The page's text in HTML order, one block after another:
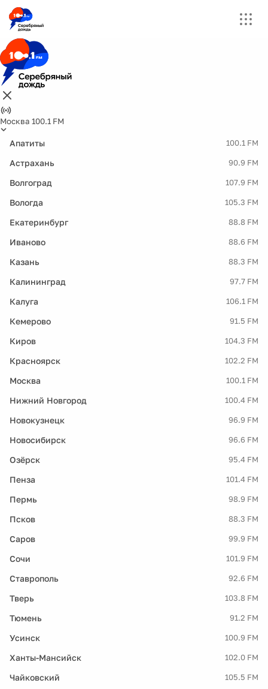
Москва 100.1 FM
Апатиты 100.1 FM
Астрахань 90.9 FM
Волгоград 107.9 FM
Вологда 105.3 FM
Екатеринбург 88.8 FM
Иваново 88.6 FM
Казань 88.3 FM
Калининград 97.7 FM
Калуга 106.1 FM
Кемерово 91.5 FM
Киров 104.3 FM
Красноярск 102.2 FM
Москва 100.1 FM
Нижний Новгород 100.4 FM
Новокузнецк 96.9 FM
Новосибирск 96.6 FM
Озёрск 95.4 FM
Пенза 101.4 FM
Пермь 98.9 FM
Псков 88.3 FM
Саров 99.9 FM
Сочи 101.9 FM
Ставрополь 92.6 FM
Тверь 103.8 FM
Тюмень 91.2 FM
Усинск 100.9 FM
Ханты-Мансийск 102.0 FM
Чайковский 105.5 FM